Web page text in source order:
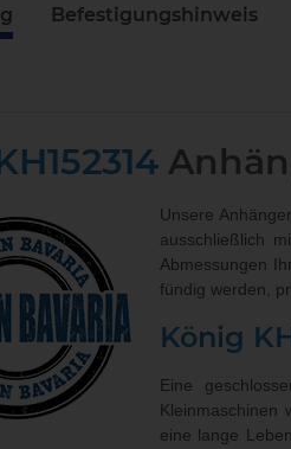
Befestigungshinweis
Unsere
ausschließlich
Abmessungen
fündig werden,
König
Eine
Kleinmaschinen
eine lange